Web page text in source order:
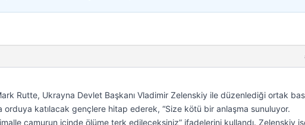
Rutte, Ukrayna Devlet Başkanı Vladimir Zelenskiy ile düzenlediği ortak
orduya katılacak gençlere hitap ederek, “Size kötü bir anlaşma sunuluyor.
çamurun içinde ölüme terk edileceksiniz” ifadelerini kullandı. Zelenskiy